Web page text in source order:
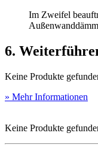
Im Zweifel
6.
Keine Produkte
» Mehr Informationen
Keine Produkte